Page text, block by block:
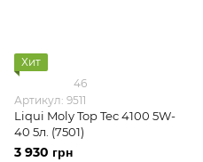
Хит
46
Артикул: 9511
Liqui Moly Top Tec 4100 5W-
40 5л. (7501)
3 930 грн